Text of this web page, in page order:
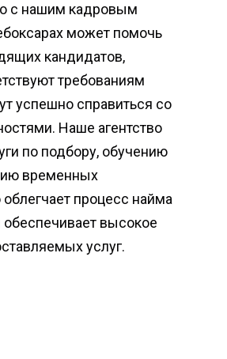
с нашим кадровым
может помочь
кандидатов,
требованиям
успешно справиться со
Наше агентство
по подбору, обучению
временных
облегчает процесс найма
высокое
услуг.